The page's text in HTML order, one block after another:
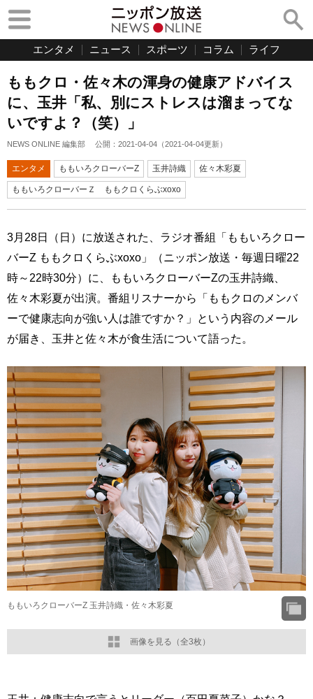
エンタメ ニュース スポーツ コラム ライフ
ももクロ・佐々木の渾身の健康アドバイス
に、玉井「私、別にストレスは溜まってな
いですよ？（笑）」
NEWS ONLINE 編集部 公開： 2021-04-04 （2021-04-04更新）
エンタメ ももいろクローバーZ 玉井詩織 佐々木彩夏
ももいろクローバーＺ ももクロくらぶxoxo
3月28日（日）に放送された、ラジオ番組「ももいろクロー
バーZ ももクロくらぶxoxo」（ニッポン放送・毎週日曜22
時～22時30分）に、ももいろクローバーZの玉井詩織、
佐々木彩夏が出演。番組リスナーから「ももクロのメンバ
ーで健康志向が強い人は誰ですか？」という内容のメール
が届き、玉井と佐々木が食生活について語った。
画像を見る（全3枚）
ももいろクローバーZ 玉井詩織・佐々木彩夏